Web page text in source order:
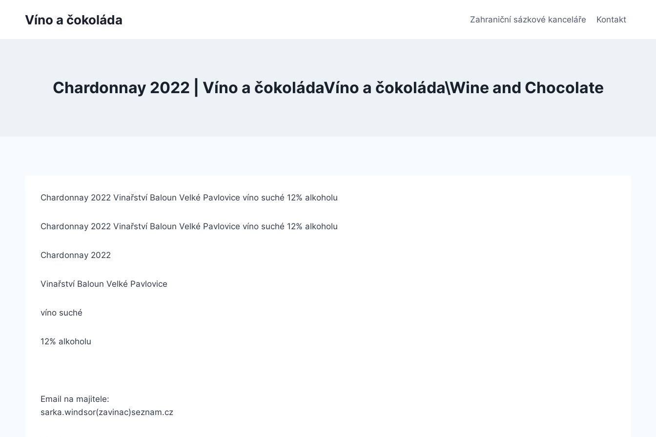
Víno a čokoláda Zahraniční sázkové kanceláře Kontakt
Chardonnay 2022 | Víno a čokoládaVíno a čokoláda\Wine and Chocolate
Chardonnay 2022 Vinařství Baloun Velké Pavlovice víno suché 12% alkoholu
Chardonnay 2022 Vinařství Baloun Velké Pavlovice víno suché 12% alkoholu
Chardonnay 2022
Vinařství Baloun Velké Pavlovice
víno suché
12% alkoholu
Email na majitele:
sarka.windsor(zavinac)seznam.cz